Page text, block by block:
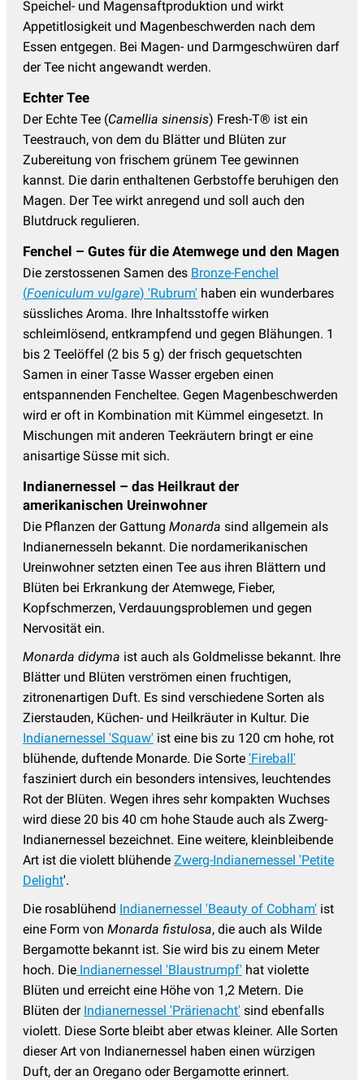
Speichel- und Magensaftproduktion und wirkt
Appetitlosigkeit und Magenbeschwerden nach dem
Essen entgegen. Bei Magen- und Darmgeschwüren darf
der Tee nicht angewandt werden.
Echter Tee
Der Echte Tee (Camellia sinensis) Fresh-T® ist ein
Teestrauch, von dem du Blätter und Blüten zur
Zubereitung von frischem grünem Tee gewinnen
kannst. Die darin enthaltenen Gerbstoffe beruhigen den
Magen. Der Tee wirkt anregend und soll auch den
Blutdruck regulieren.
Fenchel – Gutes für die Atemwege und den Magen
Die zerstossenen Samen des Bronze-Fenchel
(Foeniculum vulgare) 'Rubrum' haben ein wunderbares
süssliches Aroma. Ihre Inhaltsstoffe wirken
schleimlösend, entkrampfend und gegen Blähungen. 1
bis 2 Teelöffel (2 bis 5 g) der frisch gequetschten
Samen in einer Tasse Wasser ergeben einen
entspannenden Fencheltee. Gegen Magenbeschwerden
wird er oft in Kombination mit Kümmel eingesetzt. In
Mischungen mit anderen Teekräutern bringt er eine
anisartige Süsse mit sich.
Indianernessel – das Heilkraut der
amerikanischen Ureinwohner
Die Pflanzen der Gattung Monarda sind allgemein als
Indianernesseln bekannt. Die nordamerikanischen
Ureinwohner setzten einen Tee aus ihren Blättern und
Blüten bei Erkrankung der Atemwege, Fieber,
Kopfschmerzen, Verdauungsproblemen und gegen
Nervosität ein.
Monarda didyma ist auch als Goldmelisse bekannt. Ihre
Blätter und Blüten verströmen einen fruchtigen,
zitronenartigen Duft. Es sind verschiedene Sorten als
Zierstauden, Küchen- und Heilkräuter in Kultur. Die
Indianernessel 'Squaw' ist eine bis zu 120 cm hohe, rot
blühende, duftende Monarde. Die Sorte 'Fireball'
fasziniert durch ein besonders intensives, leuchtendes
Rot der Blüten. Wegen ihres sehr kompakten Wuchses
wird diese 20 bis 40 cm hohe Staude auch als Zwerg-
Indianernessel bezeichnet. Eine weitere, kleinbleibende
Art ist die violett blühende Zwerg-Indianernessel 'Petite
Delight'.
Die rosablühend Indianernessel 'Beauty of Cobham' ist
eine Form von Monarda fistulosa, die auch als Wilde
Bergamotte bekannt ist. Sie wird bis zu einem Meter
hoch. Die Indianernessel 'Blaustrumpf' hat violette
Blüten und erreicht eine Höhe von 1,2 Metern. Die
Blüten der Indianernessel 'Prärienacht' sind ebenfalls
violett. Diese Sorte bleibt aber etwas kleiner. Alle Sorten
dieser Art von Indianernessel haben einen würzigen
Duft, der an Oregano oder Bergamotte erinnert.